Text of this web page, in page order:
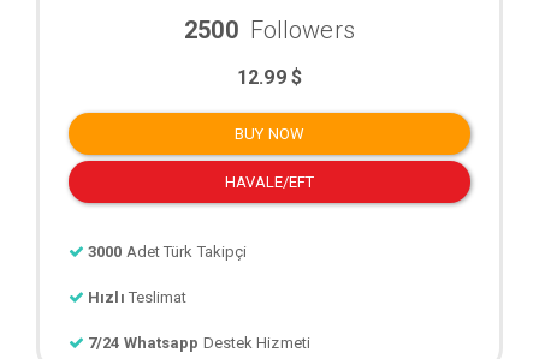
2500 Followers
12.99 $
BUY NOW
HAVALE/EFT
3000 Adet Türk Takipçi
Hızlı Teslimat
7/24 Whatsapp Destek Hizmeti